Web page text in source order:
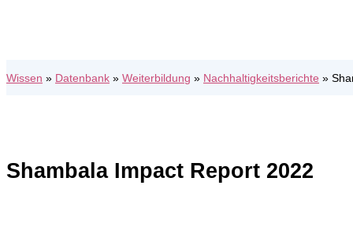
Wissen » Datenbank » Weiterbildung » Nachhaltigkeitsberichte »
Shambala Impact Report 2022